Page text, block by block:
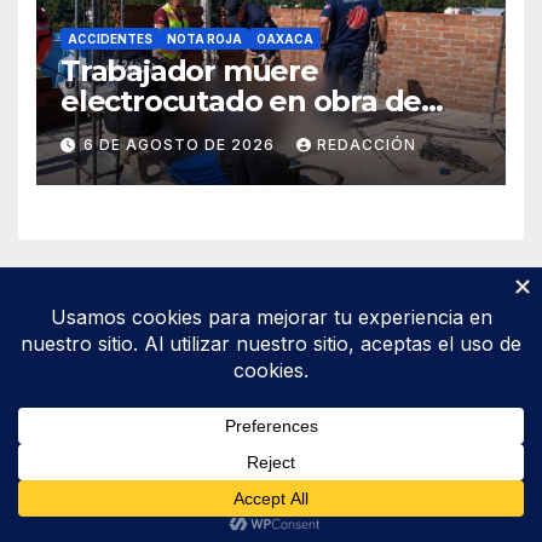
ACCIDENTES NOTA ROJA OAXACA
Trabajador muere
electrocutado en obra de
Soledad Etla; dos jóvenes
resultan gravemente
lesionados
6 DE AGOSTO DE 2026 REDACCIÓN
Funciona gracias a WordPress|Tema: Newsup de